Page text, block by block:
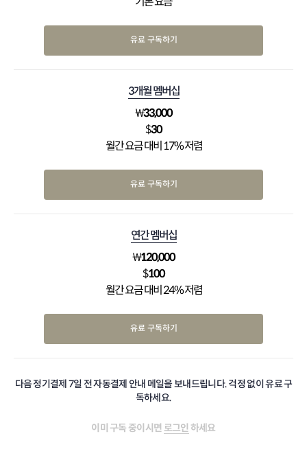
유료 구독하기
3개월 멤버십
₩33,000
$30
월간 요금 대비 17% 저렴
유료 구독하기
연간 멤버십
₩120,000
$100
월간 요금 대비 24% 저렴
유료 구독하기
다음 정기결제 7일 전 자동결제 안내 메일을 보내드립니다. 걱정 없이 유료 구
독하세요.
이미 구독 중이시면 로그인 하세요